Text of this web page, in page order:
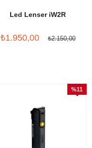
Led Lenser iW2R
₺1.950,00 ₺2.150,00
%11